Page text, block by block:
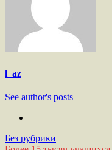
l_az
See author's posts
Без рубрики